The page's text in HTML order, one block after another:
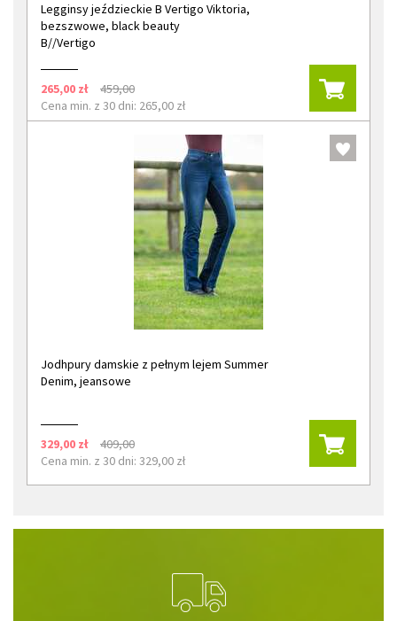
Legginsy jeździeckie B Vertigo Viktoria,
bezszwowe, black beauty
B//Vertigo
265,00 zł
459,00
Cena min. z 30 dni: 265,00 zł
Jodhpury damskie z pełnym lejem Summer
Denim, jeansowe
329,00 zł
409,00
Cena min. z 30 dni: 329,00 zł